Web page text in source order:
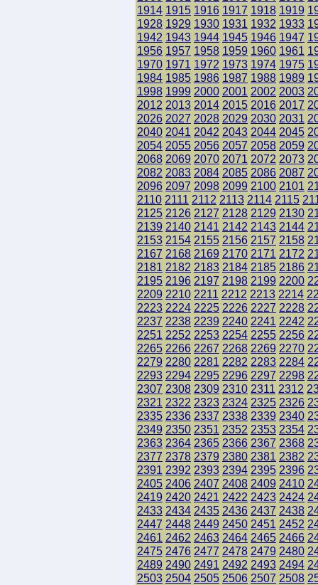
1914 1915 1916 1917 1918 1919
1928 1929 1930 1931 1932 1933
1942 1943 1944 1945 1946 1947
1956 1957 1958 1959 1960 1961
1970 1971 1972 1973 1974 1975
1984 1985 1986 1987 1988 1989
1998 1999 2000 2001 2002 2003
2012 2013 2014 2015 2016 2017
2026 2027 2028 2029 2030 2031
2040 2041 2042 2043 2044 2045
2054 2055 2056 2057 2058 2059
2068 2069 2070 2071 2072 2073
2082 2083 2084 2085 2086 2087
2096 2097 2098 2099 2100 2101
2110 2111 2112 2113 2114 2115
2125 2126 2127 2128 2129 2130
2139 2140 2141 2142 2143 2144
2153 2154 2155 2156 2157 2158
2167 2168 2169 2170 2171 2172
2181 2182 2183 2184 2185 2186
2195 2196 2197 2198 2199 2200
2209 2210 2211 2212 2213 2214
2223 2224 2225 2226 2227 2228
2237 2238 2239 2240 2241 2242
2251 2252 2253 2254 2255 2256
2265 2266 2267 2268 2269 2270
2279 2280 2281 2282 2283 2284
2293 2294 2295 2296 2297 2298
2307 2308 2309 2310 2311 2312
2321 2322 2323 2324 2325 2326
2335 2336 2337 2338 2339 2340
2349 2350 2351 2352 2353 2354
2363 2364 2365 2366 2367 2368
2377 2378 2379 2380 2381 2382
2391 2392 2393 2394 2395 2396
2405 2406 2407 2408 2409 2410
2419 2420 2421 2422 2423 2424
2433 2434 2435 2436 2437 2438
2447 2448 2449 2450 2451 2452
2461 2462 2463 2464 2465 2466
2475 2476 2477 2478 2479 2480
2489 2490 2491 2492 2493 2494
2503 2504 2505 2506 2507 2508